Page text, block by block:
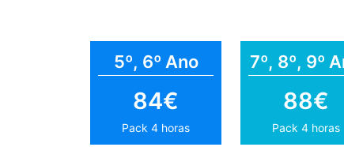
5º, 6º Ano
84€
Pack 4 horas
7º, 8º, 9º
88€
Pack 4 horas